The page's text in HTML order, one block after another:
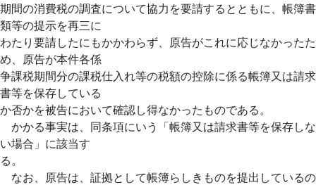
期間の消費税の調査について協力を要請するとともに、帳簿書
類等の提示を再三に
わたり要請したにもかかわらず、原告がこれに応じなかったた
め、原告が本件各係
争課税期間分の課税仕入れ等の税額の控除に係る帳簿又は請求
書等を保存している
か否かを被告において確認し得なかったものである。
かかる事実は、同条項にいう「帳簿又は請求書等を保存しな
い場合」に該当す
る。
なお、原告は、証拠として帳簿らしきものを提出しているの